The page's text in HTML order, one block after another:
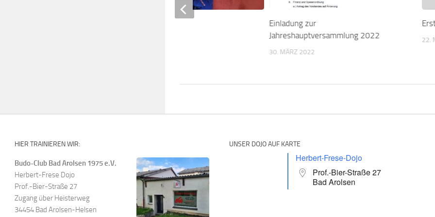
Einladung zur
Jahreshauptversammlung 2022
30. MÄRZ 2022
22.
HIER TRAINIEREN WIR:
Budo-Club Bad Arolsen 1975 e.V.
Herbert-Frese Dojo
Prof.-Bier-Straße 27
Zugang über Heisterweg
34454 Bad Arolsen-Helsen
UNSER DOJO AUF KARTE
Herbert-Frese-Dojo
Prof.-Bier-Straße 27
Bad Arolsen